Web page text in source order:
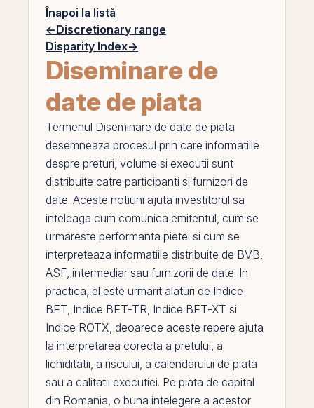
Înapoi la listă
←Discretionary range
Disparity Index→
Diseminare de
date de piata
Termenul Diseminare de date de piata
desemneaza procesul prin care informatiile
despre preturi, volume si executii sunt
distribuite catre participanti si furnizori de
date. Aceste notiuni ajuta investitorul sa
inteleaga cum comunica emitentul, cum se
urmareste performanta pietei si cum se
interpreteaza informatiile distribuite de BVB,
ASF, intermediar sau furnizorii de date. In
practica, el este urmarit alaturi de Indice
BET, Indice BET-TR, Indice BET-XT si
Indice ROTX, deoarece aceste repere ajuta
la interpretarea corecta a pretului, a
lichiditatii, a riscului, a calendarului de piata
sau a calitatii executiei. Pe piata de capital
din Romania, o buna intelegere a acestor